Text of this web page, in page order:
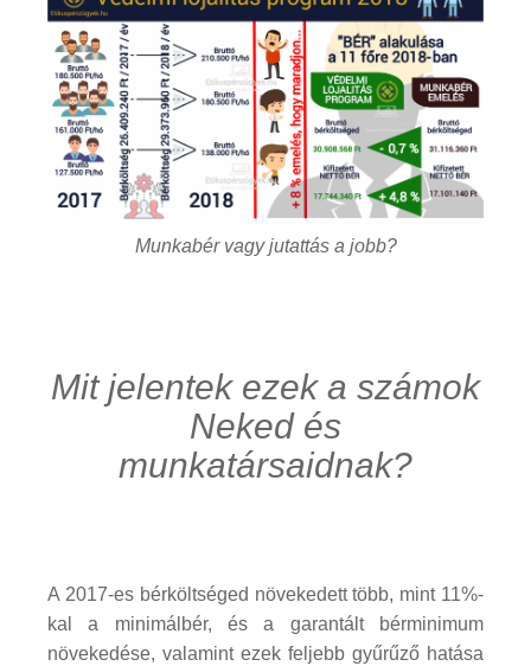
Munkabér vagy jutattás a jobb?
Mit jelentek ezek a számok
Neked és
munkatársaidnak?
A 2017-es bérköltséged növekedett több, mint 11%-
kal a minimálbér, és a garantált bérminimum
növekedése, valamint ezek feljebb gyűrűző hatása